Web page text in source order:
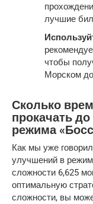
лучшие
чтобы
Морском
Сколько
прокачать
режима
Как мы уже
улучшений в
сложности 6,625
оптимальную
сложности, вы